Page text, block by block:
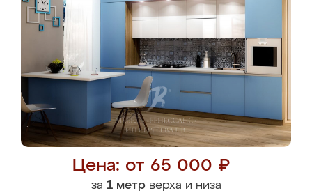
Цена: от 65 000 ₽
за 1 метрверха и низа